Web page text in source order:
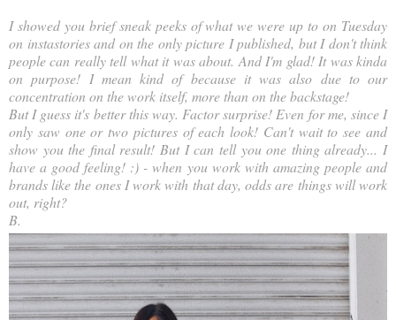
I showed you brief sneak peeks of what we were up to on Tuesday
on instastories and on the only picture I published, but I don't think
people can really tell what it was about. And I'm glad! It was kinda
on purpose! I mean kind of because it was also due to our
concentration on the work itself, more than on the backstage!
But I guess it's better this way. Factor surprise! Even for me, since I
only saw one or two pictures of each look! Can't wait to see and
show you the final result! But I can tell you one thing already... I
have a good feeling! :) - when you work with amazing people and
brands like the ones I work with that day, odds are things will work
out, right?
B.